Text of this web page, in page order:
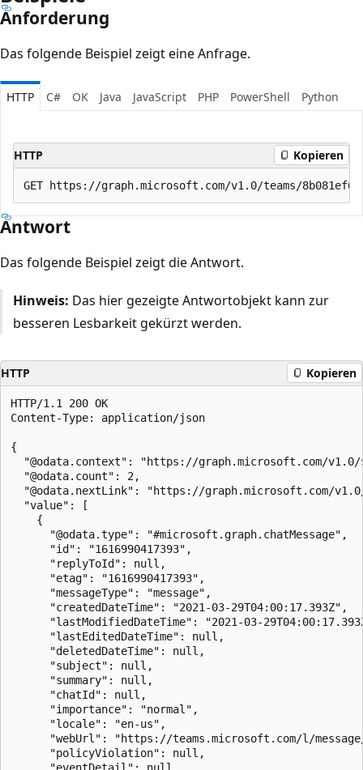
Anforderung
Das folgende Beispiel zeigt eine Anfrage.
HTTP C# OK Java JavaScript PHP PowerShell Python
HTTP Kopieren
Antwort
Das folgende Beispiel zeigt die Antwort.
Hinweis: Das hier gezeigte Antwortobjekt kann zur
besseren Lesbarkeit gekürzt werden.
HTTP Kopieren
HTTP/1.1 200 OK
Content-Type: application/json
{
"@odata.context": "https://graph.microsoft.com/
  "@odata.count": 2,
"@odata.nextLink": "https://graph.microsoft.com/
  "value": [
    {
      "@odata.type": "#microsoft.graph.chatMessage",
      "id": "1616990417393",
      "replyToId": null,
      "etag": "1616990417393",
      "messageType": "message",
      "createdDateTime": "2021-03-29T04:00:17.393Z",
"lastModifiedDateTime": "2021-03-
      "lastEditedDateTime": null,
      "deletedDateTime": null,
      "subject": null,
      "summary": null,
      "chatId": null,
      "importance": "normal",
      "locale": "en-us",
"webUrl": "https://teams.microsoft.com/l/
      "policyViolation": null,
      "eventDetail": null,